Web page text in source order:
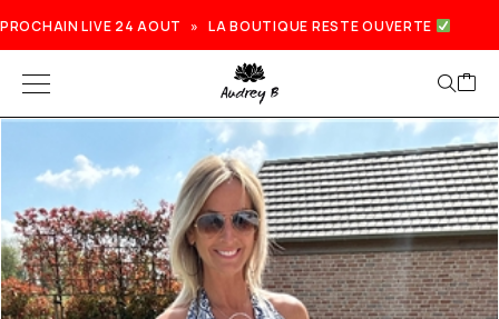
PROCHAIN LIVE 24 AOUT » LA BOUTIQUE RESTE OUVERTE